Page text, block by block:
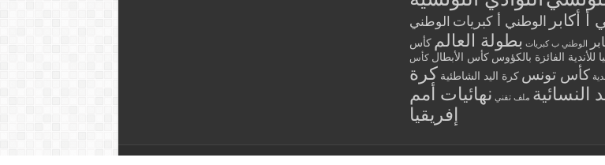
أ أكابر الوطني أ كبريات الوطني
الوطني ب كبريات بطولة العالم كأس
للأندية الفائزة بالكؤوس كأس الأبطال كأس
كأس تونس كرة اليد الشاطئية كرة
النسائية ملف تقني نهائيات أمم
إفريقيا